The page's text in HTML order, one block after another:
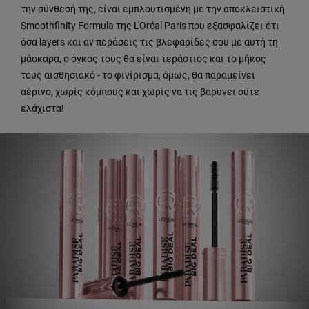
την σύνθεσή της, είναι εμπλουτισμένη με την αποκλειστική
Smoothfinity Formula της L'Oréal Paris που εξασφαλίζει ότι
όσα layers και αν περάσεις τις βλεφαρίδες σου με αυτή τη
μάσκαρα, ο όγκος τους θα είναι τεράστιος και το μήκος
τους αισθησιακό - το φινίρισμα, όμως, θα παραμείνει
αέρινο, χωρίς κόμπους και χωρίς να τις βαρύνει ούτε
ελάχιστα!